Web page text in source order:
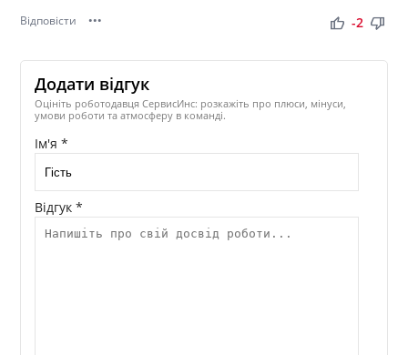
Відповісти ••• thumb_up thumb_down
-2
Додати відгук
Оцініть роботодавця СервисИнс: розкажіть про плюси, мінуси,
умови роботи та атмосферу в команді.
Ім'я *
Відгук *